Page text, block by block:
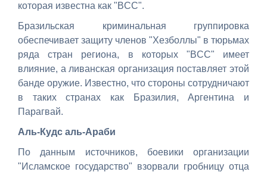
которая известна как "BCC".
Бразильская криминальная группировка
обеспечивает защиту членов "Хезболлы" в тюрьмах
ряда стран региона, в которых "BCC" имеет
влияние, а ливанская организация поставляет этой
банде оружие. Известно, что стороны сотрудничают
в таких странах как Бразилия, Аргентина и
Парагвай.
Аль-Кудс аль-Араби
По данным источников, боевики организации
"Исламское государство" взорвали гробницу отца